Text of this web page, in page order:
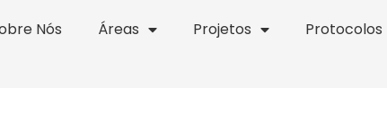
Nós Áreas Projetos Protocolos